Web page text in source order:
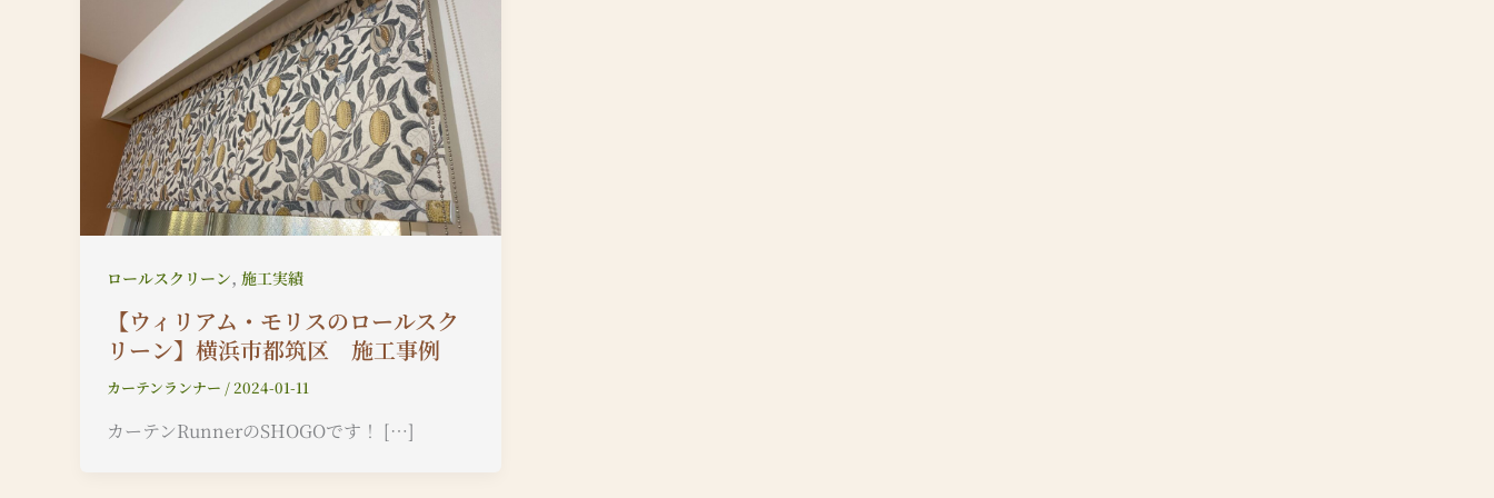
ロールスクリーン, 施工実績
【ウィリアム・モリスのロールスク
リーン】横浜市都筑区 施工事例
カーテンランナー /2024-01-11
カーテンRunnerのSHOGOです！ […]